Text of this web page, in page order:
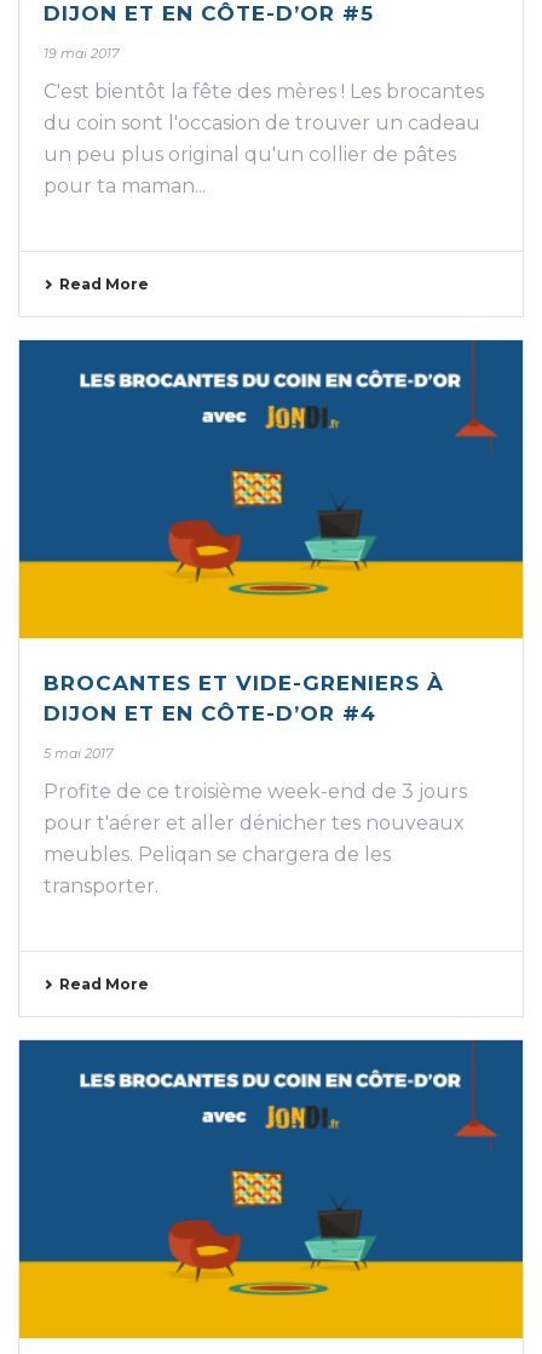
DIJON ET EN CÔTE-D’OR #5
19 mai 2017
C'est bientôt la fête des mères ! Les brocantes
du coin sont l'occasion de trouver un cadeau
un peu plus original qu'un collier de pâtes
pour ta maman...
Read More
BROCANTES ET VIDE-GRENIERS À
DIJON ET EN CÔTE-D’OR #4
5 mai 2017
Profite de ce troisième week-end de 3 jours
pour t'aérer et aller dénicher tes nouveaux
meubles. Peliqan se chargera de les
transporter.
Read More